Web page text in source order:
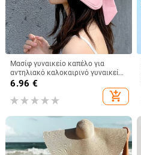
Μασίφ γυναικείο καπέλο για
αντηλιακό καλοκαιρινό γυναικείο
γείσο αλογοουρά Φαρδύ γείσο
ακτινοβολία Φιόγκος Καπέλο
καπέλο αντηλιακού γυναικεία
καπέλα πτυσσόμενα Gorro
6.96 €
add_shopping_cart